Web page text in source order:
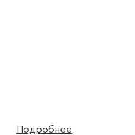
Подробнее